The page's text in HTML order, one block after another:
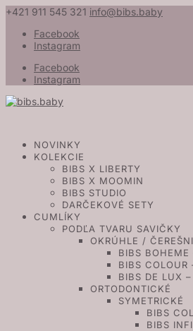
+421 911 545 321 info@bibs.baby
Facebook
Instagram
Facebook
Instagram
NOVINKY
KOLEKCIE
BIBS X LIBERTY
BIBS X MOOMIN
BIBS STUDIO
DARČEKOVÉ SETY
CUMLÍKY
PODĽA TVARU SAVIČKY
OKRÚHLE /
BIBS
BIBS COLOUR
BIBS DE LUX
ORTODONTICKÉ
SYMETRICKÉ
BIBS
BIBS